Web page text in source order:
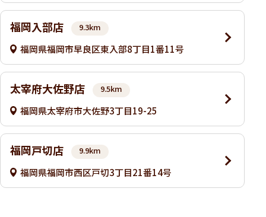
福岡入部店 9.3km
福岡県福岡市早良区東入部8丁目1番11号
太宰府大佐野店 9.5km
福岡県太宰府市大佐野3丁目19-25
福岡戸切店 9.9km
福岡県福岡市西区戸切3丁目21番14号